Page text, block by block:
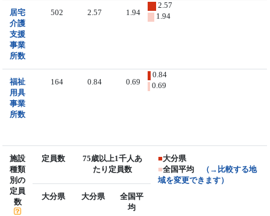
居宅
介護
支援
事業
所数
502 2.57 1.94
2.57
1.94
福祉
用具
事業
所数
164 0.84 0.69
0.84
0.69
施設
種類
別の
定員
数
定員数
75歳以上1千人あ
たり定員数
■大分県
■全国平均
（→比較する地
域を変更できます）
大分県
大分県
全国平
均